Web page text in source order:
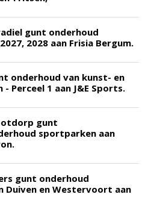
gunt onderhoud
2028 aan Frisia Bergum.
onderhoud van kunst- en
Perceel 1 aan J&E Sports.
gunt
sportparken aan
gunt onderhoud
Duiven en Westervoort aan